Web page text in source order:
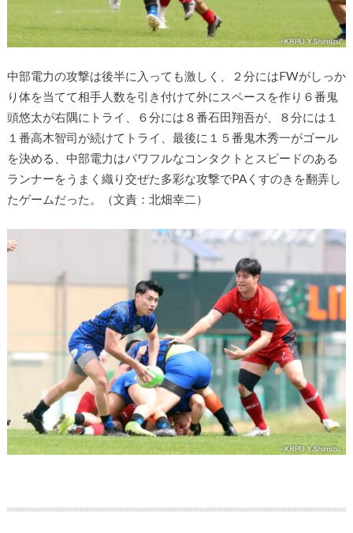
中部電力の攻撃は後半に入っても激しく、２分にはFWがしっか
り体を当てて相手人数を引き付けて外にスペースを作り６番鬼
頭悠太が右隅にトライ、６分には８番石田翔吾が、８分には１
１番高木智司が続けてトライ、最後に１５番鬼木秀一がゴール
を決める、中部電力はパワフルなコンタクトとスピードのある
ランナーをうまく織り交ぜた多彩な攻撃でPAくすのきを翻弄し
たゲームだった。（文責：北畑幸二）